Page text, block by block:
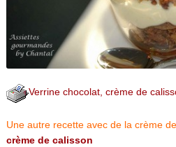
Verrine chocolat, crème de
Une autre recette avec de la crème
crème de calisson